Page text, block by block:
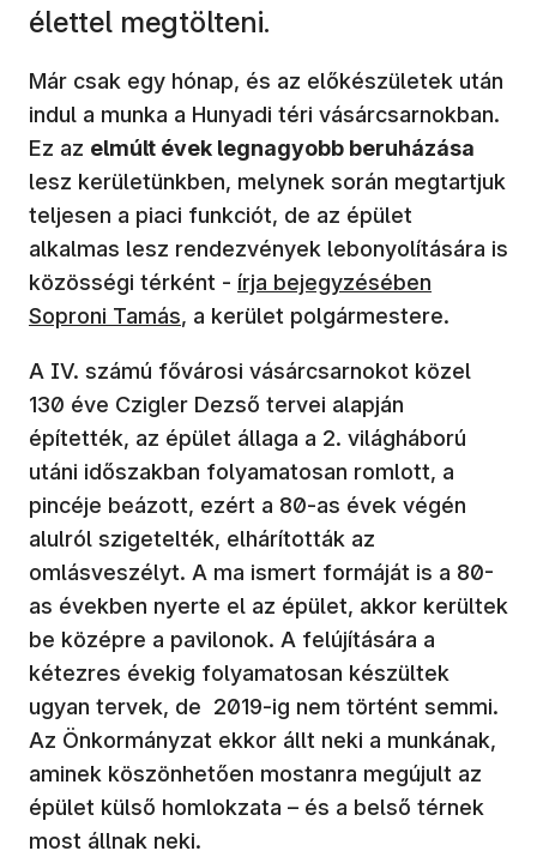
élettel megtölteni.
Már csak egy hónap, és az előkészületek után
indul a munka a Hunyadi téri vásárcsarnokban.
Ez az elmúlt évek legnagyobb beruházása
lesz kerületünkben, melynek során megtartjuk
teljesen a piaci funkciót, de az épület
alkalmas lesz rendezvények lebonyolítására is
közösségi térként - írja bejegyzésében
Soproni Tamás, a kerület polgármestere.
A IV. számú fővárosi vásárcsarnokot közel
130 éve Czigler Dezső tervei alapján
építették, az épület állaga a 2. világháború
utáni időszakban folyamatosan romlott, a
pincéje beázott, ezért a 80-as évek végén
alulról szigetelték, elhárították az
omlásveszélyt. A ma ismert formáját is a 80-
as években nyerte el az épület, akkor kerültek
be középre a pavilonok. A felújítására a
kétezres évekig folyamatosan készültek
ugyan tervek, de 2019-ig nem történt semmi.
Az Önkormányzat ekkor állt neki a munkának,
aminek köszönhetően mostanra megújult az
épület külső homlokzata – és a belső térnek
most állnak neki.